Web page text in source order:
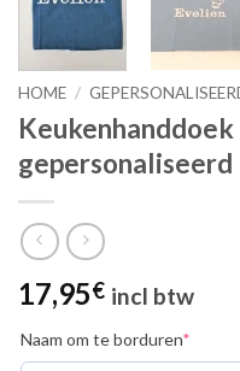
HOME /
Keukenhanddoek
gepersonaliseerd
17,95€ incl btw
Naam om te borduren*